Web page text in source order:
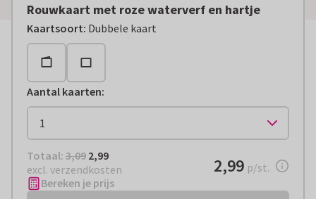
Rouwkaart met roze waterverf en hartje
Kaartsoort: Dubbele kaart
Aantal kaarten:
Totaal: € 2,99
Totaal: 3,09 2,99
excl. verzendkosten
€ 2,99per stuk
2,99 p/st.
Bereken je prijs